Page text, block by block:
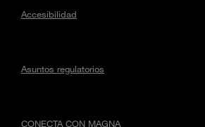
Accesibilidad
Asuntos regulatorios
CONECTA CON MAGNA